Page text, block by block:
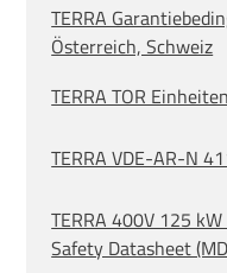
TERRA
Österreich, Schweiz
TERRA TOR
TERRA VDE-AR-N
TERRA 400V 125
Safety Datasheet